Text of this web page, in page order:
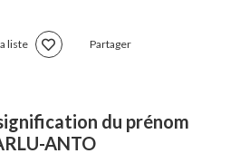
liste Partager
du prénom
ANTO